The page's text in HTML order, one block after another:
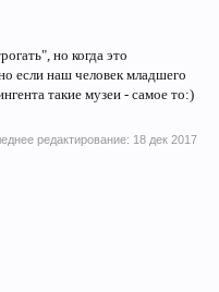
но когда это
если наш человек младшего
такие музеи - самое то:)
редактирование: 18 дек 2017